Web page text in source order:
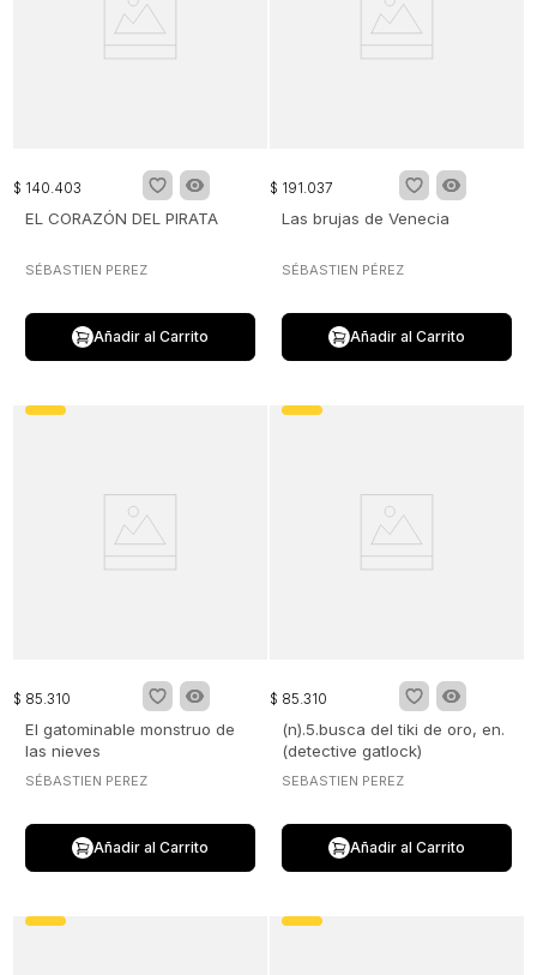
$ 140.403
EL CORAZÓN DEL PIRATA
SÉBASTIEN PEREZ
Añadir al Carrito
$ 191.037
Las brujas de Venecia
SÉBASTIEN PÉREZ
Añadir al Carrito
$ 85.310
El gatominable monstruo de
las nieves
SÉBASTIEN PEREZ
Añadir al Carrito
$ 85.310
(n).5.busca del tiki de oro, en.
(detective gatlock)
SEBASTIEN PEREZ
Añadir al Carrito